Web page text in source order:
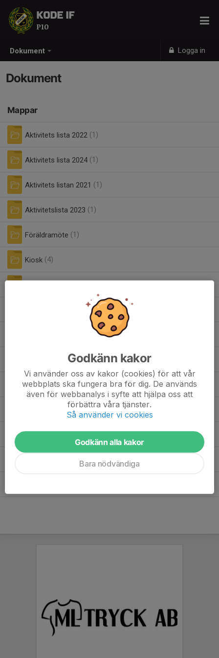
Dokument Logga in
KODE IF
P10
Dokument
Mappar
Aktivitets lista 2022 (1)
Aktivitets lista 2024 (1)
Aktivitets listan 2021 (1)
Aktivitetslista 2023 (1)
Föräldramöte (1)
Kiosk (4)
Matchvärd A-lagsmatch (2)
(1)
(1)
ATT GÖRA LISTA 2022.xlsx
0,01 MB | Aktivitetslista
| Att-göra-lista-föräldrar-P10-reviderad180511
Henric Lilja. Föreläsning Kode IF.pdf
Informationsmaterial 2023 - Städamera Kungälv.pdf
Godkänn kakor
Vi använder oss av kakor (cookies) för att vår
webbplats ska fungera bra för dig. De används
även för webbanalys i syfte att hjälpa oss att
förbättra våra tjänster.
Så använder vi cookies
Godkänn alla kakor
Bara nödvändiga